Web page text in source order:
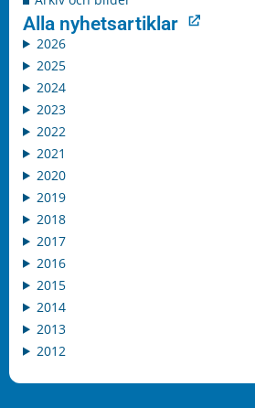
Alla nyhetsartiklar
2026
2025
2024
2023
2022
2021
2020
2019
2018
2017
2016
2015
2014
2013
2012